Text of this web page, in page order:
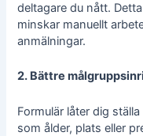
deltagare du nått.
minskar manuellt
anmälningar.
2. Bättre
Formulär låter dig
som ålder, plats eller